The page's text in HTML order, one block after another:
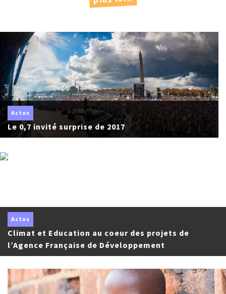
Actus
Le 0,7 invité surprise de 2017
Actus
Climat et Education au coeur des projets de
l’Agence Française de Développement